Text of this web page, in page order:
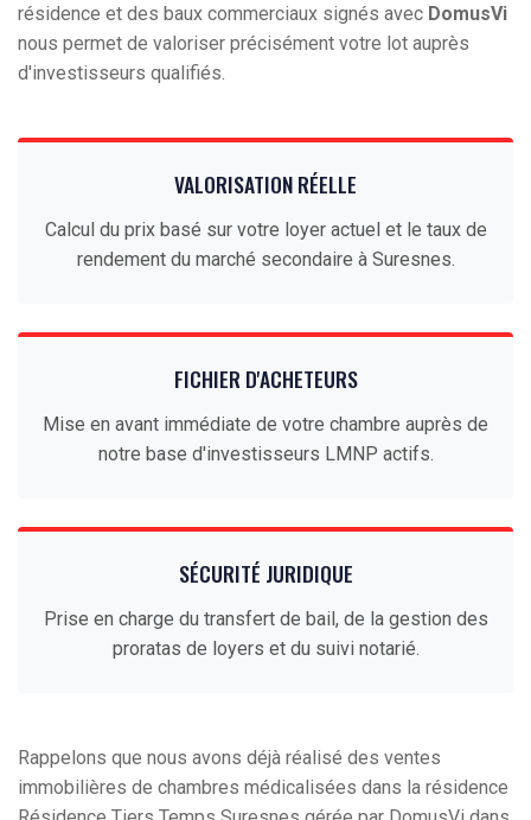
résidence et des baux commerciaux signés avec DomusVi
nous permet de valoriser précisément votre lot auprès
d'investisseurs qualifiés.
VALORISATION RÉELLE
Calcul du prix basé sur votre loyer actuel et le taux de
rendement du marché secondaire à Suresnes.
FICHIER D'ACHETEURS
Mise en avant immédiate de votre chambre auprès de
notre base d'investisseurs LMNP actifs.
SÉCURITÉ JURIDIQUE
Prise en charge du transfert de bail, de la gestion des
proratas de loyers et du suivi notarié.
Rappelons que nous avons déjà réalisé des ventes
immobilières de chambres médicalisées dans la résidence